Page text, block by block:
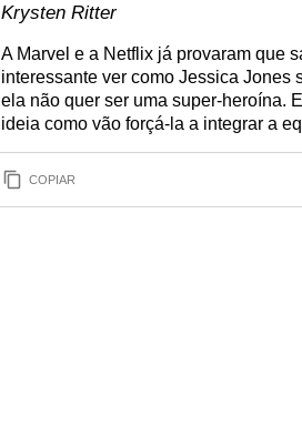
Krysten Ritter
A Marvel e a Netflix já provaram que
interessante ver como Jessica Jones
ela não quer ser uma super-heroína.
ideia como vão forçá-la a integrar a
COPIAR